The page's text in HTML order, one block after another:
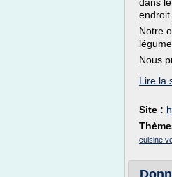
endroit
Notre
Nous
Lire la
Site :
cuisine